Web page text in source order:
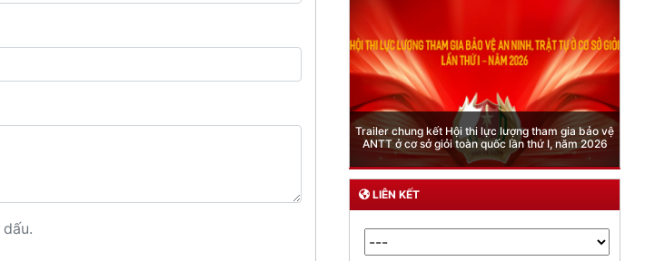
Phòng Quản lý xuất nhập cảnh: Hướng dẫn những
quy định mới trong lĩnh vực xuất cảnh, nhập cảnh
của công dân việt nam từ ngày 01/7/2026
LIÊN KẾT